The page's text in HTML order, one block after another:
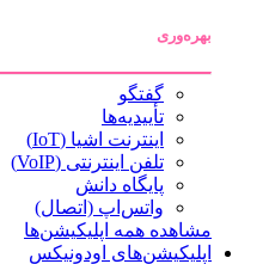
بهره‌وری
گفتگو
تأییدیه‌ها
اینترنت اشیا (IoT)
تلفن اینترنتی (VoIP)
پایگاه دانش
واتس‌اپ (اتصال)
مشاهده همه اپلیکیشن‌ها
اپلیکیشن‌های اودونیکس